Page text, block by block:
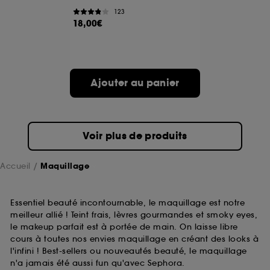
123
18,00€
Ajouter au panier
Voir plus de produits
Accueil Maquillage
Essentiel beauté incontournable, le maquillage est notre
meilleur allié ! Teint frais, lèvres gourmandes et smoky eyes,
le makeup parfait est à portée de main. On laisse libre
cours à toutes nos envies maquillage en créant des looks à
l'infini ! Best-sellers ou nouveautés beauté, le maquillage
n'a jamais été aussi fun qu'avec Sephora.
A l'exception des cookies techniques, le dépôt et la
choix" ci-dessous ou décider de "tout accepter".
Sephora pourra associer les informations de
navigation collectées par ces Cookies, pour les
sur "continuer sans accepter". Voous pouvez à tout
moment choisir de retirer votrte consentement. Si vous
souhaitez obtenir plus d'information sur les cookies